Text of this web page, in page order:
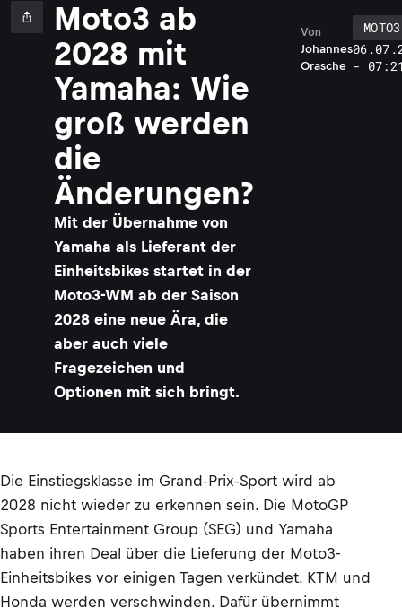
Moto3 ab
2028 mit
Yamaha: Wie
groß werden
die
Änderungen?
Mit der Übernahme von
Yamaha als Lieferant der
Einheitsbikes startet in der
Moto3-WM ab der Saison
2028 eine neue Ära, die
aber auch viele
Fragezeichen und
Optionen mit sich bringt.
Johannes
Orasche
Von
MOTO3
-
Die Einstiegsklasse im Grand-Prix-Sport wird ab
2028 nicht wieder zu erkennen sein. Die MotoGP
Sports Entertainment Group (SEG) und Yamaha
haben ihren Deal über die Lieferung der Moto3-
Einheitsbikes vor einigen Tagen verkündet. KTM und
Honda werden verschwinden. Dafür übernimmt